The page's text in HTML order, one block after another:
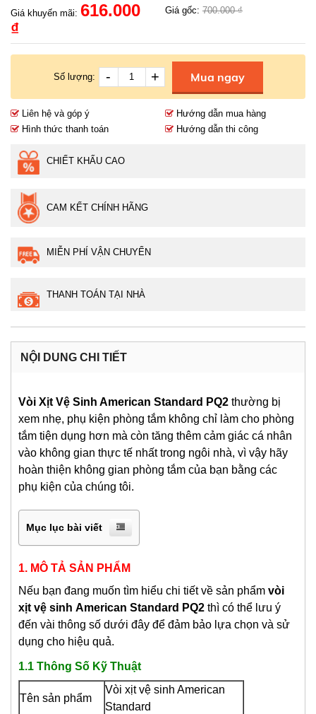
Giá khuyến mãi: 616.000
₫
Giá gốc: 700.000 ₫
Số lượng: - + Mua ngay
Liên hệ và góp ý
Hướng dẫn mua hàng
Hình thức thanh toán
Hướng dẫn thi công
CHIẾT KHẤU CAO
CAM KẾT CHÍNH HÃNG
MIỄN PHÍ VẬN CHUYỂN
THANH TOÁN TẠI NHÀ
NỘI DUNG CHI TIẾT
Vòi Xịt Vệ Sinh American Standard PQ2 thường bị
xem nhẹ, phụ kiện phòng tắm không chỉ làm cho phòng
tắm tiện dụng hơn mà còn tăng thêm cảm giác cá nhân
vào không gian thực tế nhất trong ngôi nhà, vì vậy hãy
hoàn thiện không gian phòng tắm của bạn bằng các
phụ kiện của chúng tôi.
Mục lục bài viết
1. MÔ TẢ SẢN PHẨM
Nếu bạn đang muốn tìm hiểu chi tiết về sản phẩm vòi
xịt vệ sinh American Standard PQ2 thì có thể lưu ý
đến vài thông số dưới đây để đảm bảo lựa chọn và sử
dụng cho hiệu quả.
1.1 Thông Số Kỹ Thuật
Tên sản phẩm
Vòi xịt vệ sinh American
Standard